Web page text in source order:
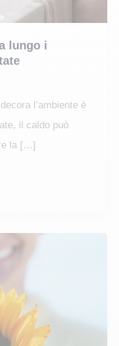
lungo i
l’ambiente è
il caldo può
la […]